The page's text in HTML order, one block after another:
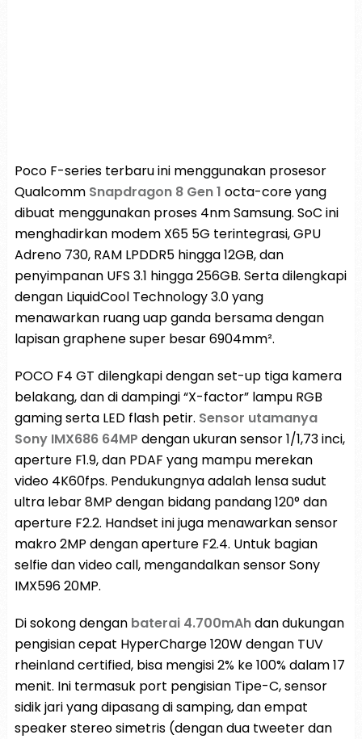
Poco F-series terbaru ini menggunakan prosesor
Qualcomm Snapdragon 8 Gen 1 octa-core yang
dibuat menggunakan proses 4nm Samsung. SoC ini
menghadirkan modem X65 5G terintegrasi, GPU
Adreno 730, RAM LPDDR5 hingga 12GB, dan
penyimpanan UFS 3.1 hingga 256GB. Serta dilengkapi
dengan LiquidCool Technology 3.0 yang
menawarkan ruang uap ganda bersama dengan
lapisan graphene super besar 6904mm².
POCO F4 GT dilengkapi dengan set-up tiga kamera
belakang, dan di dampingi “X-factor” lampu RGB
gaming serta LED flash petir. Sensor utamanya
Sony IMX686 64MP dengan ukuran sensor 1/1,73 inci,
aperture F1.9, dan PDAF yang mampu merekan
video 4K60fps. Pendukungnya adalah lensa sudut
ultra lebar 8MP dengan bidang pandang 120° dan
aperture F2.2. Handset ini juga menawarkan sensor
makro 2MP dengan aperture F2.4. Untuk bagian
selfie dan video call, mengandalkan sensor Sony
IMX596 20MP.
Di sokong dengan baterai 4.700mAhdan dukungan
pengisian cepat HyperCharge 120W dengan TUV
rheinland certified, bisa mengisi 2% ke 100% dalam 17
menit. Ini termasuk port pengisian Tipe-C, sensor
sidik jari yang dipasang di samping, dan empat
speaker stereo simetris (dengan dua tweeter dan